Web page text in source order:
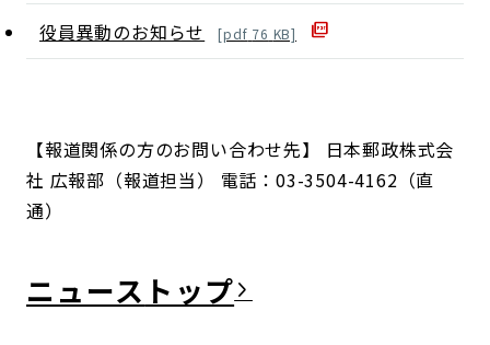
役員異動のお知らせ [pdf 76 KB]
【報道関係の方のお問い合わせ先】 日本郵政株式会
社 広報部（報道担当） 電話：03-3504-4162（直
通）
ニュース